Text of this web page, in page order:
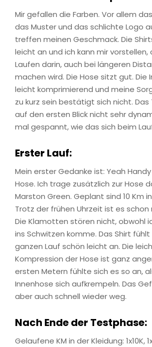
Mir gefallen die Farben. Vor allem
das Muster und das schlichte Logo
treffen meinen Geschmack. Die
leicht an und ich kann mir vorstellen,
Laufen darin, auch bei längeren
machen wird. Die Hose sitzt gut. Die
leicht komprimierend und meine
zu kurz sein bestätigt sich nicht. Das
auf den ersten Blick nicht sehr
mal gespannt, wie das sich beim
Erster Lauf:
Mein erster Gedanke ist: Yeah
Hose. Ich trage zusätzlich zur Hose
Marston Green. Geplant sind 10 Km
Trotz der frühen Uhrzeit ist es schon
Die Klamotten stören nicht, obwohl
ins Schwitzen komme. Das Shirt
ganzen Lauf schön leicht an. Die
Kompression der Hose ist ganz
ersten Metern fühlte sich es so an,
Innenhose sich aufkrempeln. Das
aber auch schnell wieder weg.
Nach Ende der Testphase:
Gelaufene KM in der Kleidung: 1x10K,